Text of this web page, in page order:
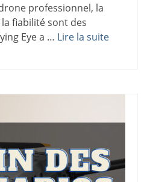
professionnel, la
fiabilité sont des
Eye a … Lire la suite